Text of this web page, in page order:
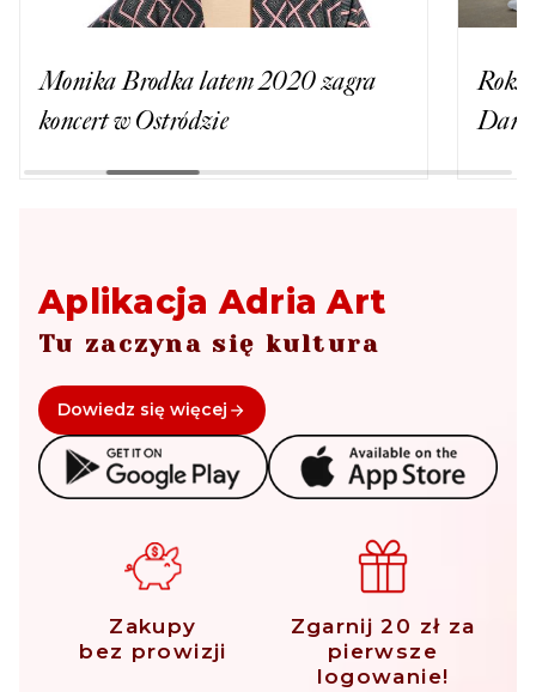
Monika Brodka latem 2020 zagra
koncert w Ostródzie
Aplikacja Adria Art
Tu zaczyna się kultura
Dowiedz się więcej
Zakupy
bez prowizji
Zgarnij 20 zł za
pierwsze
logowanie!